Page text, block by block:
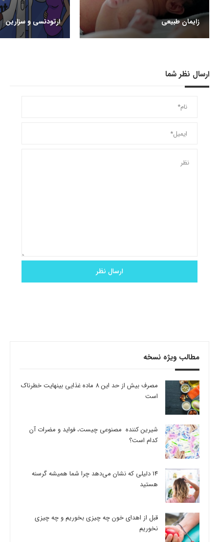
زایمان طبیعی ارتودنسی و سزارین
ارسال نظر شما
مطالب ویژه نسخه
مصرف بیش از حد این 8 ماده غذایی بینهایت خطرناک
است
شیرین کننده مصنوعی چیست، فواید و مضرات آن
کدام است؟
14 دلیلی که نشان می‌دهد چرا شما همیشه گرسنه
هستید
قبل از اهدای خون چه چیزی بخوریم و چه چیزی
نخوریم